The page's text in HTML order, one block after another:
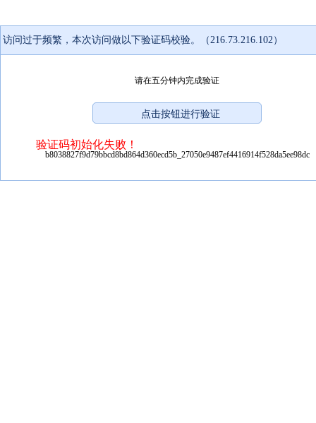
访问过于频繁，本次访问做以下验证码校验。（216.73.216.102）
请在五分钟内完成验证
验证码初始化失败！
b8038827f9d79bbcd8bd864d360ecd5b_27050e9487ef4416914f528da5ee98dc